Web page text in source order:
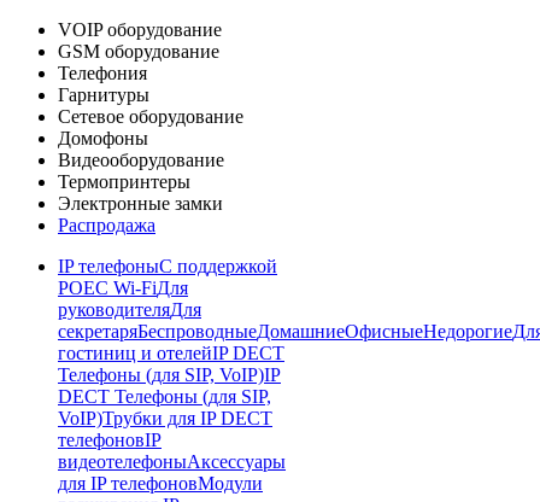
VOIP оборудование
GSM оборудование
Телефония
Гарнитуры
Сетевое оборудование
Домофоны
Видеооборудование
Термопринтеры
Электронные замки
Распродажа
IP телефоныС поддержкой
POEC Wi-FiДля
руководителяДля
секретаряБеспроводныеДомашниеОфисныеНедорогие
гостиниц и отелейIP DECT
Телефоны (для SIP, VoIP)IP
DECT Телефоны (для SIP,
VoIP)Трубки для IP DECT
телефоновIP
видеотелефоныАксессуары
для IP телефоновМодули